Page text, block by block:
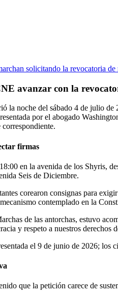
avanzar con la
la noche del sábado 4 de julio
por el abogado
firmas
en la avenida de los Shyris,
Seis de Diciembre.
corearon consignas para
contemplado en la
de las antorchas, estuvo
y respeto a nuestros derechos
el 9 de junio de 2026; los
que la petición carece de